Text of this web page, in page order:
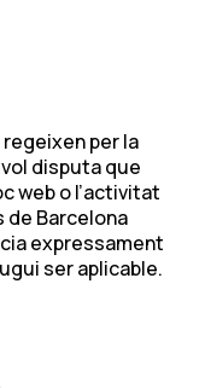
per la
disputa que
web o l’activitat
Barcelona
expressament
ser aplicable.